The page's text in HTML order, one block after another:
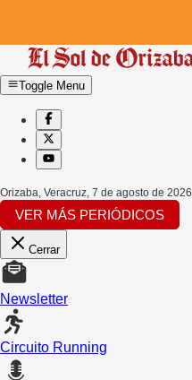
Toggle Menu
Orizaba, Veracruz, 7 de agosto de 2026
VER MÁS PERIÓDICOS
Cerrar
Newsletter
Circuito Running